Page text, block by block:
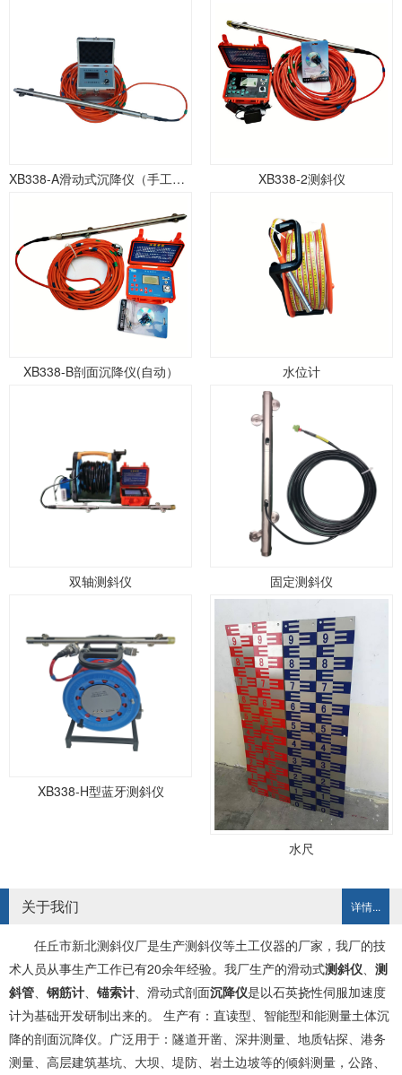
XB338-A滑动式沉降仪（手工记录） XB338-2测斜仪
XB338-B剖面沉降仪(自动） 水位计
双轴测斜仪 固定测斜仪
XB338-H型蓝牙测斜仪
水尺
详情...
关于我们
任丘市新北测斜仪厂是生产测斜仪等土工仪器的厂家，我厂的技
术人员从事生产工作已有20余年经验。我厂生产的滑动式测斜仪、 测
斜管、 钢筋计、 锚索计、滑动式剖面沉降仪是以石英挠性伺服加速度
计为基础开发研制出来的。 生产有：直读型、智能型和能测量土体沉
降的剖面沉降仪。广泛用于：隧道开凿、深井测量、地质钻探、港务
测量、高层建筑基坑、大坝、堤防、岩土边坡等的倾斜测量，公路、